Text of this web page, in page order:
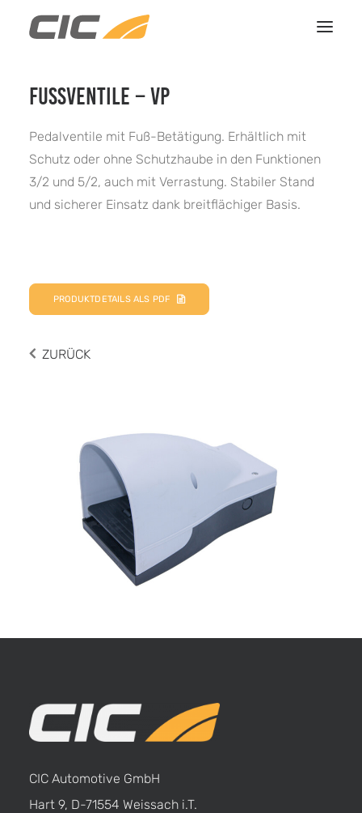
HOME
REFERENZEN
ÜBER UNS
KONTAKT
FUSSVENTILE – VP
Pedalventile mit Fuß-Betätigung. Erhältlich mit
Schutz oder ohne Schutzhaube in den Funktionen
3/2 und 5/2, auch mit Verrastung. Stabiler Stand
und sicherer Einsatz dank breitflächiger Basis.
PRODUKTDETAILS ALS PDF
ZURÜCK
CIC Automotive GmbH
Hart 9, D-71554 Weissach i.T.